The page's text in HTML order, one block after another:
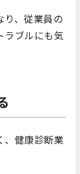
り、従業員の
ラブルにも気
、健康診断業